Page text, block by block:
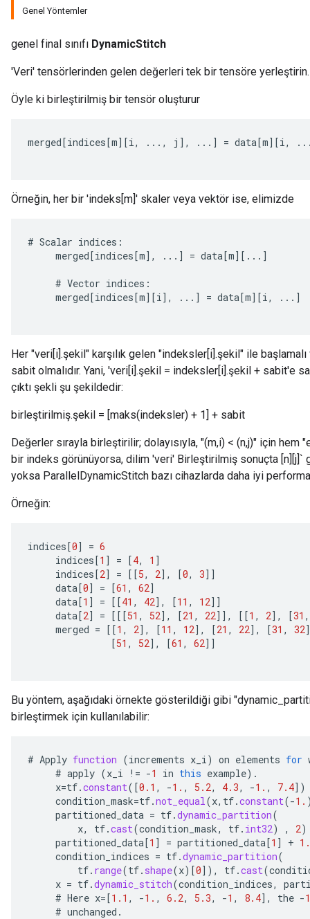
Genel Yöntemler
genel final sınıfı DynamicStitch
'Veri' tensörlerinden gelen değerleri tek bir tensöre yerleştirin.
Öyle ki birleştirilmiş bir tensör oluşturur
merged[indices[m][i , ..., j ] , ... ] = data[m][i ,
Örneğin, her bir 'indeks[m]' skaler veya vektör ise, elimizde
# Scalar indices :
merged[indices[m] , ... ] = data[m][ ... ]
# Vector indices :
merged[indices[m][i ] , ... ] = data[m][i , ... ]
Her "veri[i].şekil" karşılık gelen "indeksler[i].şekil" ile
sabit olmalıdır. Yani, 'veri[i].şekil = indeksler[i].şekil + sabit'e
çıktı şekli şu şekildedir:
birleştirilmiş.şekil = [maks(indeksler) + 1] + sabit
Değerler sırayla birleştirilir; dolayısıyla, "(m,i) < (n,j)" için
bir indeks görünüyorsa, dilim 'veri' Birleştirilmiş sonuçta [n][j]`
yoksa ParallelDynamicStitch bazı cihazlarda daha iyi
Örneğin:
indices[0] = 6
indices[1 ] = [4, 1 ]
indices[2] = [[5, 2] , [0, 3]]
data[0] = [61 , 62]
data[1 ] = [[41 , 42] , [11 , 12]]
data[2] = [[[51 , 52] , [21 , 22]] , [[1 , 2] , [31 ,
merged = [[1 , 2] , [11 , 12] , [21 , 22] , [31 , 32]
[51 , 52] , [61 , 62]]
Bu yöntem, aşağıdaki örnekte gösterildiği gibi
birleştirmek için kullanılabilir:
# Apply function (increments x_i ) on elements for
# apply (x_i != -1 in this example).
x=tf.constant( [0.1 , -1. , 5.2, 4.3, -1. , 7.4] )
condition_mask=tf.not_equal (x, tf.constant(-1.
partitioned_data = tf.dynamic_partition(
x, tf.cast(condition_mask, tf. int32) , 2)
partitioned_data[1 ] = partitioned_data[1 ] +
condition_indices = tf.dynamic_partition(
tf. range(tf. shape(x) [0] ), tf.cast(
x = tf.dynamic_stitch(condition_indices,
# Here x=[1.1 , -1. , 6.2, 5.3, -1 , 8.4] , the -
# unchanged .